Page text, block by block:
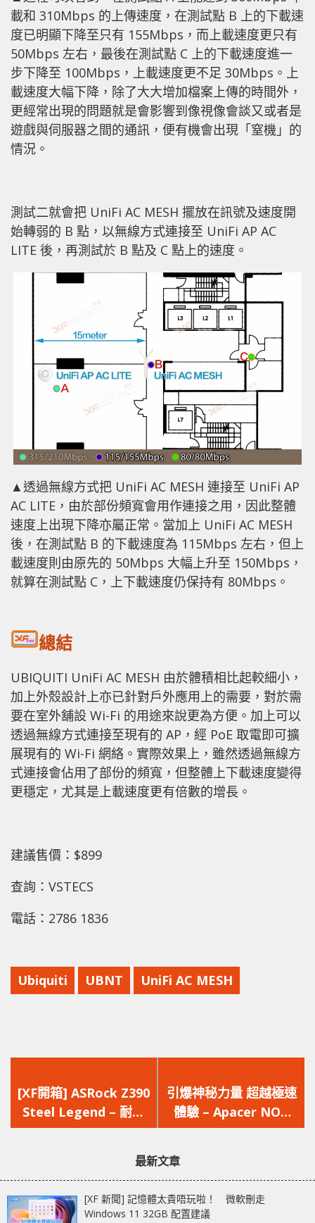
載和 310Mbps 的上傳速度，在測試點 B 上的下載速
度已明顯下降至只有 155Mbps，而上載速度更只有
50Mbps 左右，最後在測試點 C 上的下載速度進一
步下降至 100Mbps，上載速度更不足 30Mbps。上
載速度大幅下降，除了大大增加檔案上傳的時間外，
更經常出現的問題就是會影響到像視像會談又或者是
遊戲與伺服器之間的通訊，便有機會出現「窒機」的
情況。
測試二就會把 UniFi AC MESH 擺放在訊號及速度開
始轉弱的 B 點，以無線方式連接至 UniFi AP AC
LITE 後，再測試於 B 點及 C 點上的速度。
▲透過無線方式把 UniFi AC MESH 連接至 UniFi AP
AC LITE，由於部份頻寬會用作連接之用，因此整體
速度上出現下降亦屬正常。當加上 UniFi AC MESH
後，在測試點 B 的下載速度為 115Mbps 左右，但上
載速度則由原先的 50Mbps 大幅上升至 150Mbps，
就算在測試點 C，上下載速度仍保持有 80Mbps。
總結
UBIQUITI UniFi AC MESH 由於體積相比起較細小，
加上外殼設計上亦已針對戶外應用上的需要，對於需
要在室外舖設 Wi-Fi 的用途來說更為方便。加上可以
透過無線方式連接至現有的 AP，經 PoE 取電即可擴
展現有的 Wi-Fi 網絡。實際效果上，雖然透過無線方
式連接會佔用了部份的頻寬，但整體上下載速度變得
更穩定，尤其是上載速度更有倍數的增長。
建議售價：$899
查詢：VSTECS
電話：2786 1836
Ubiquiti UBNT UniFi AC MESH
一
篇
文
[XF開箱] ASRock Z390
Steel Legend – 耐用
散熱先決 原生ARGB燈
一
篇
文
引爆神秘力量 超越極速
體驗 – Apacer NOX
RGB DDR4 電競記憶體
最新文章
[XF 新聞] 記憶體太貴唔玩啦！ 微軟刪走
Windows 11 32GB 配置建議